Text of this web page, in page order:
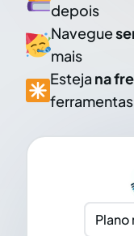
depois
Navegue
mais
Esteja na
ferramentas
Plano